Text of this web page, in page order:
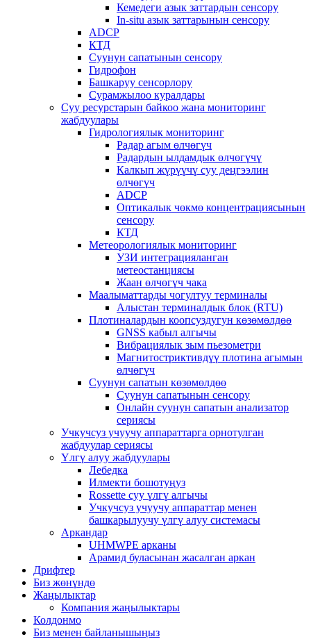
Кемедеги азык заттардын сенсору
In-situ азык заттарынын сенсору
ADCP
КТД
Суунун сапатынын сенсору
Гидрофон
Башкаруу сенсорлору
Сурамжылоо куралдары
Суу ресурстарын байкоо жана мониторинг
жабдуулары
Гидрологиялык мониторинг
Радар агым өлчөгүч
Радардын ылдамдык өлчөгүчү
Калкып жүрүүчү суу деңгээлин
өлчөгүч
ADCP
Оптикалык чөкмө концентрациясынын
сенсору
КТД
Метеорологиялык мониторинг
УЗИ интеграцияланган
метеостанциясы
Жаан өлчөгүч чака
Маалыматтарды чогултуу терминалы
Алыстан терминалдык блок (RTU)
Плотиналардын коопсуздугун көзөмөлдөө
GNSS кабыл алгычы
Вибрациялык зым пьезометри
Магнитостриктивдүү плотина агымын
өлчөгүч
Суунун сапатын көзөмөлдөө
Суунун сапатынын сенсору
Онлайн суунун сапатын анализатор
сериясы
Учкучсуз учуучу аппараттарга орнотулган
жабдуулар сериясы
Үлгү алуу жабдуулары
Лебедка
Илмекти бошотуңуз
Rossette суу үлгү алгычы
Учкучсуз учуучу аппараттар менен
башкарылуучу үлгү алуу системасы
Аркандар
UHMWPE арканы
Арамид буласынан жасалган аркан
Дрифтер
Биз жөнүндө
Жаңылыктар
Компания жаңылыктары
Колдонмо
Биз менен байланышыңыз